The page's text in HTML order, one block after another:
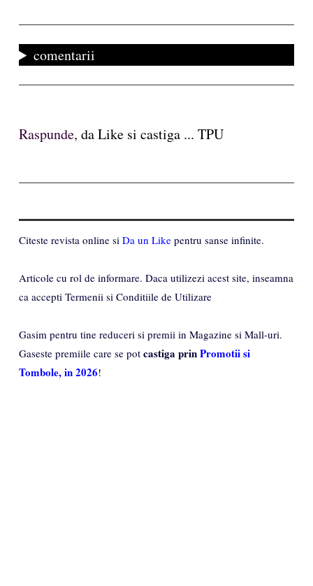
comentarii
Raspunde, da Like si castiga ... TPU
Citeste revista online si Da un Like pentru sanse infinite.
Articole cu rol de informare. Daca utilizezi acest site, inseamna
ca accepti Termenii si Conditiile de Utilizare
Gasim pentru tine reduceri si premii in Magazine si Mall-uri.
Gaseste premiile care se pot castiga prinPromotii si
Tombole, in 2026!